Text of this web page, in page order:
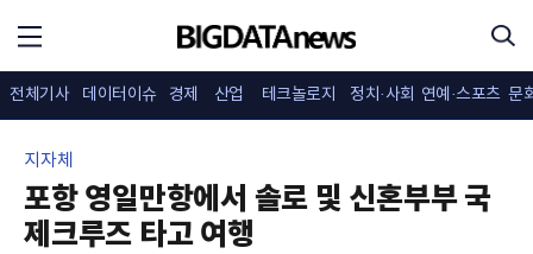
전체기사 데이터이슈 경제 산업 테크놀로지 정치·사회 연예·스포츠 문
지자체
포항 영일만항에서 솔로 및 신혼부부 국
제크루즈 타고 여행